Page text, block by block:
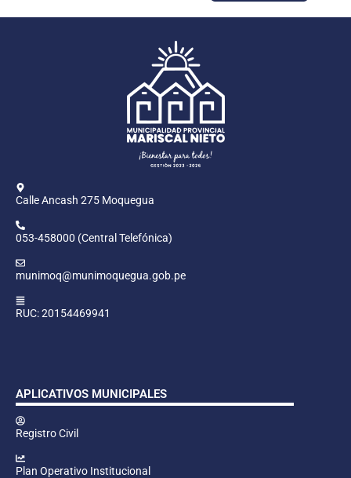
Calle Ancash 275 Moquegua
053-458000 (Central Telefónica)
munimoq@munimoquegua.gob.pe
RUC: 20154469941
APLICATIVOS MUNICIPALES
Registro Civil
Plan Operativo Institucional